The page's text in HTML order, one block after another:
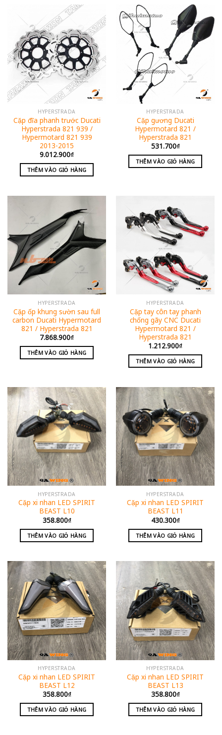
HYPERSTRADA
Cặp đĩa phanh trước Ducati
Hyperstrada 821 939 /
Hypermotard 821 939
2013-2015
9.012.900₫
THÊM VÀO GIỎ HÀNG
HYPERSTRADA
Cặp gương Ducati
Hypermotard 821 /
Hyperstrada 821
531.700₫
THÊM VÀO GIỎ HÀNG
HYPERSTRADA
Cặp ốp khung sườn sau full
carbon Ducati Hypermotard
821 / Hyperstrada 821
7.868.900₫
THÊM VÀO GIỎ HÀNG
HYPERSTRADA
Cặp tay côn tay phanh
chống gãy CNC Ducati
Hypermotard 821 /
Hyperstrada 821
1.212.900₫
THÊM VÀO GIỎ HÀNG
HYPERSTRADA
Cặp xi nhan LED SPIRIT
BEAST L10
358.800₫
THÊM VÀO GIỎ HÀNG
HYPERSTRADA
Cặp xi nhan LED SPIRIT
BEAST L11
430.300₫
THÊM VÀO GIỎ HÀNG
HYPERSTRADA
Cặp xi nhan LED SPIRIT
BEAST L12
358.800₫
THÊM VÀO GIỎ HÀNG
HYPERSTRADA
Cặp xi nhan LED SPIRIT
BEAST L13
358.800₫
THÊM VÀO GIỎ HÀNG